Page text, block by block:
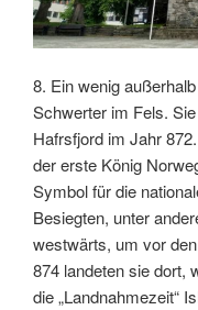
8. Ein wenig
Schwerter im Fels.
Hafrsfjord im Jahr
der erste König
Symbol für die
Besiegten, unter
westwärts, um vor
874 landeten sie dort,
die „Landnahmezeit“